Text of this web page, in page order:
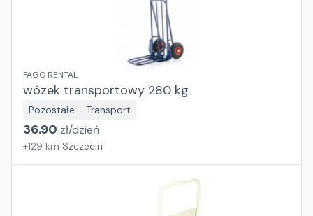
FAGO RENTAL
wózek transportowy 280 kg
Pozostałe - Transport
36.90 zł/dzień
+129 km Szczecin